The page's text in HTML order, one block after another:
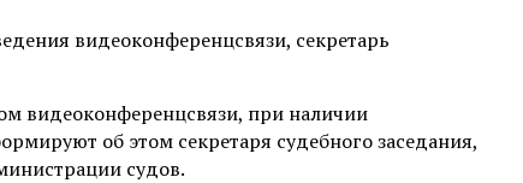
видеоконференцсвязи, секретарь
видеоконференцсвязи, при наличии
об этом секретаря судебного заседания,
судов.